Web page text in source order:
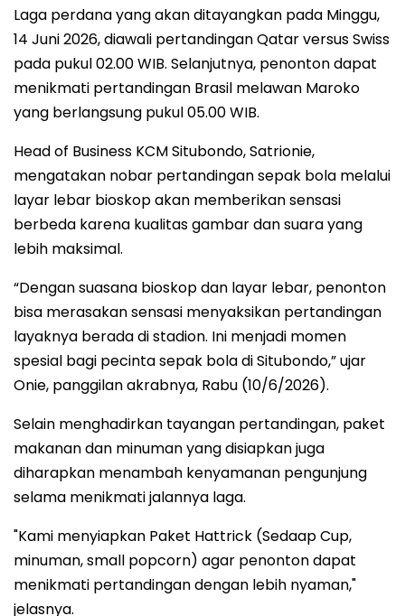
Laga perdana yang akan ditayangkan pada Minggu,
14 Juni 2026, diawali pertandingan Qatar versus Swiss
pada pukul 02.00 WIB. Selanjutnya, penonton dapat
menikmati pertandingan Brasil melawan Maroko
yang berlangsung pukul 05.00 WIB.
Head of Business KCM Situbondo, Satrionie,
mengatakan nobar pertandingan sepak bola melalui
layar lebar bioskop akan memberikan sensasi
berbeda karena kualitas gambar dan suara yang
lebih maksimal.
“Dengan suasana bioskop dan layar lebar, penonton
bisa merasakan sensasi menyaksikan pertandingan
layaknya berada di stadion. Ini menjadi momen
spesial bagi pecinta sepak bola di Situbondo,” ujar
Onie, panggilan akrabnya, Rabu (10/6/2026).
Selain menghadirkan tayangan pertandingan, paket
makanan dan minuman yang disiapkan juga
diharapkan menambah kenyamanan pengunjung
selama menikmati jalannya laga.
"Kami menyiapkan Paket Hattrick (Sedaap Cup,
minuman, small popcorn) agar penonton dapat
menikmati pertandingan dengan lebih nyaman,"
jelasnya.